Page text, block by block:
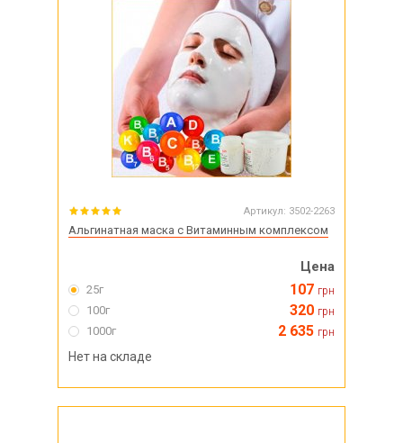
Артикул: 3502-2263
Альгинатная маска с Витаминным комплексом
Цена
25г 107 грн
100г 320 грн
1000г 2 635 грн
Нет на складе